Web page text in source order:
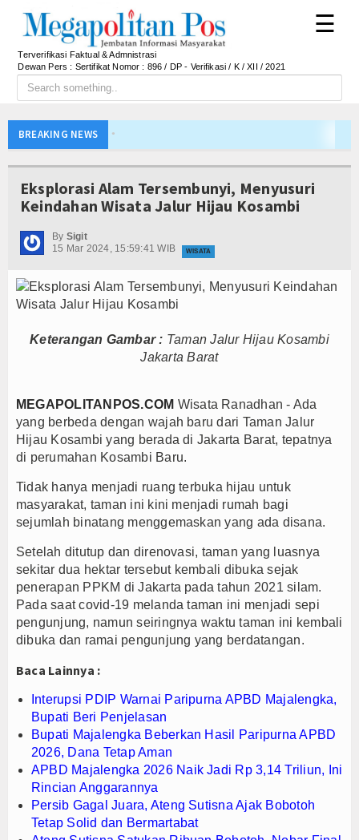
☰
Terverifikasi Faktual & Admnistrasi
Dewan Pers : Sertifikat Nomor : 896 / DP - Verifikasi / K / XII / 2021
BREAKING NEWS
Ateng Sutisna Satukan Ribuan Bobotoh, Nobar
Kapolres Majalengka Ajak Bobotoh Junjung
PTPN I Ubah Aset Jadi Mesin Pertumbuhan,
Interupsi PDIP Warnai Paripurna APBD
Bupati Majalengka Beberkan Hasil Paripurna
APBD Majalengka 2026 Naik Jadi Rp 3,14 Triliun,
Bupati Majalengka Ajak Ribuan Bobotoh Doakan
Ateng Sutisna Satukan Ribuan Bobotoh, Nobar
SIAL Food & Drinks Indonesia 2026 Perkuat
Munjirin Panen Padi Ciherang di Cakung, Urban
PTPN I Ubah Aset Jadi Mesin Pertumbuhan,
Bupati Majalengka Beberkan Hasil Paripurna
APBD Majalengka 2026 Naik Jadi Rp 3,14 Triliun,
Persib Gagal Juara, Ateng Sutisna Ajak
Bupati Majalengka Ajak Ribuan Bobotoh Doakan
Ateng Sutisna Satukan Ribuan Bobotoh, Nobar
Kapolres Majalengka Ajak Bobotoh Junjung
Munjirin Panen Padi Ciherang di Cakung, Urban
PTPN I Ubah Aset Jadi Mesin Pertumbuhan,
Interupsi PDIP Warnai Paripurna APBD
Bupati Majalengka Beberkan Hasil Paripurna
Eksplorasi Alam Tersembunyi, Menyusuri
Keindahan Wisata Jalur Hijau Kosambi
By Sigit
15 Mar 2024, 15:59:41 WIB
WISATA
Keterangan Gambar : Taman Jalur Hijau Kosambi
Jakarta Barat
MEGAPOLITANPOS.COM Wisata Ranadhan - Ada
yang berbeda dengan wajah baru dari Taman Jalur
Hijau Kosambi yang berada di Jakarta Barat, tepatnya
di perumahan Kosambi Baru.
Tidak hanya menjadi ruang terbuka hijau untuk
masyarakat, taman ini kini menjadi rumah bagi
sejumlah binatang menggemaskan yang ada disana.
Setelah ditutup dan direnovasi, taman yang luasnya
sekitar dua hektar tersebut kembali dibuka sejak
penerapan PPKM di Jakarta pada tahun 2021 silam.
Pada saat covid-19 melanda taman ini menjadi sepi
pengunjung, namun seiringnya waktu taman ini kembali
dibuka dan ramai pengunjung yang berdatangan.
Baca Lainnya :
Interupsi PDIP Warnai Paripurna APBD Majalengka,
Bupati Beri Penjelasan
Bupati Majalengka Beberkan Hasil Paripurna APBD
2026, Dana Tetap Aman
APBD Majalengka 2026 Naik Jadi Rp 3,14 Triliun, Ini
Rincian Anggarannya
Persib Gagal Juara, Ateng Sutisna Ajak Bobotoh
Tetap Solid dan Bermartabat